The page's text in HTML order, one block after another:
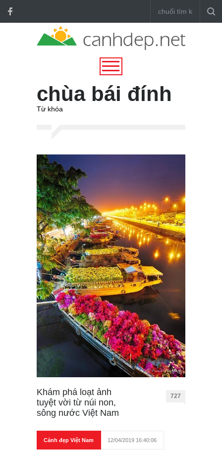
chùa bái đính
Từ khóa
Khám phá loạt ảnh
tuyệt vời từ núi non,
sông nước Việt Nam
727
Cảnh đẹp Việt Nam 12/04/2019 16:40:06